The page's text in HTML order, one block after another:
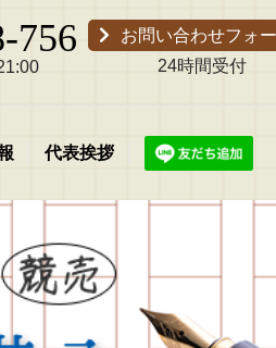
756
お問い合わせフォ
24時間受付
代表挨拶